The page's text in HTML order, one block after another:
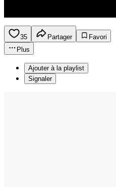
35 Partager
Favori
Plus
Ajouter à la playlist
Signaler